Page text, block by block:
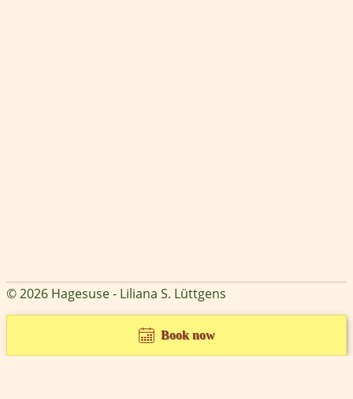
© 2026 Hagesuse - Liliana S. Lüttgens
Book now